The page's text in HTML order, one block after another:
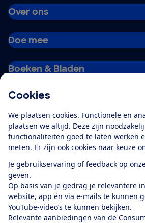
Cookies
We plaatsen cookies. Functionele en
plaatsen we altijd. Deze zijn
functionaliteiten goed te laten werken
meten. Er zijn ook cookies naar keuze
Je gebruikservaring of feedback op
geven.
Op basis van je gedrag je relevantere
website, app én via e-mails te kunnen
YouTube-video’s te kunnen bekijken.
Relevante aanbiedingen van de
Over ons
Doe mee
Boeken & Bladen
Alles over de
app
Algemene Voorwaarden
Cookiebeleid
Privacyvoorkeuren